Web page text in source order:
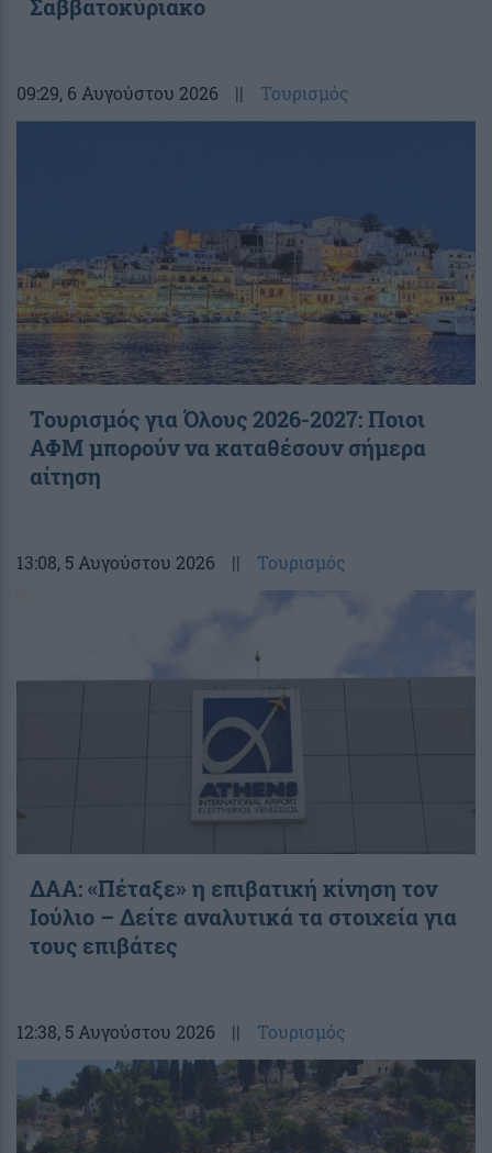
Σαββατοκύριακο
09:29, 6 Αυγούστου 2026 || Τουρισμός
Τουρισμός για Όλους 2026-2027: Ποιοι
ΑΦΜ μπορούν να καταθέσουν σήμερα
αίτηση
13:08, 5 Αυγούστου 2026 || Τουρισμός
ΔΑΑ: «Πέταξε» η επιβατική κίνηση τον
Ιούλιο – Δείτε αναλυτικά τα στοιχεία για
τους επιβάτες
12:38, 5 Αυγούστου 2026 || Τουρισμός